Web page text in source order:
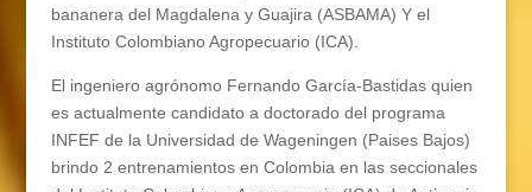
bananera del Magdalena y Guajira (ASBAMA) Y el
Instituto Colombiano Agropecuario (ICA).
El ingeniero agrónomo Fernando García-Bastidas quien
es actualmente candidato a doctorado del programa
INFEF de la Universidad de Wageningen (Paises Bajos)
brindo 2 entrenamientos en Colombia en las seccionales